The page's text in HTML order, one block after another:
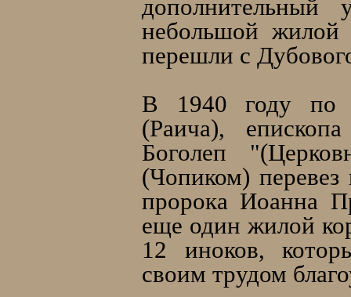
небольшой жилой
перешли с
В 1940 году по
(Раича),
Боголеп
(Чопиком) перевез
пророка Иоанна
еще один жилой
12 иноков,
своим трудом